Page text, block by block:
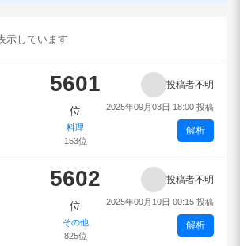
示しています
5601
位
料理
153位
投稿者不明
2025年09月03日 18:00 投稿
解析
5602
位
その他
825位
投稿者不明
2025年09月10日 00:15 投稿
解析